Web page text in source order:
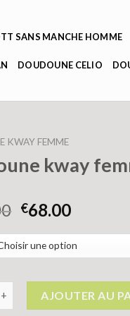
SANS MANCHE HOMME
DOUDOUNE CELIO
KWAY FEMME
kway
€68.00
AJOUTER AU